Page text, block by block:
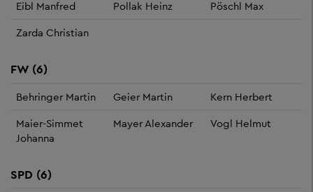
Eibl Manfred
Pollak Heinz
Pöschl Max
Zarda Christian
FW (6)
Behringer Martin Geier Martin
Kern Herbert
Maier-Simmet
Johanna
Mayer Alexander Vogl Helmut
SPD (6)